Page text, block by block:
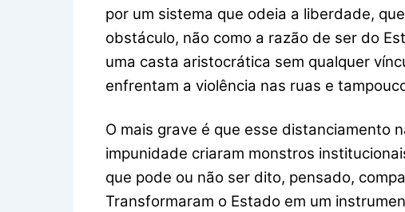
por um sistema que odeia a liberdade,
obstáculo, não como a razão de ser do
uma casta aristocrática sem qualquer
enfrentam a violência nas ruas e
O mais grave é que esse distanciamento
impunidade criaram monstros
que pode ou não ser dito, pensado,
Transformaram o Estado em um